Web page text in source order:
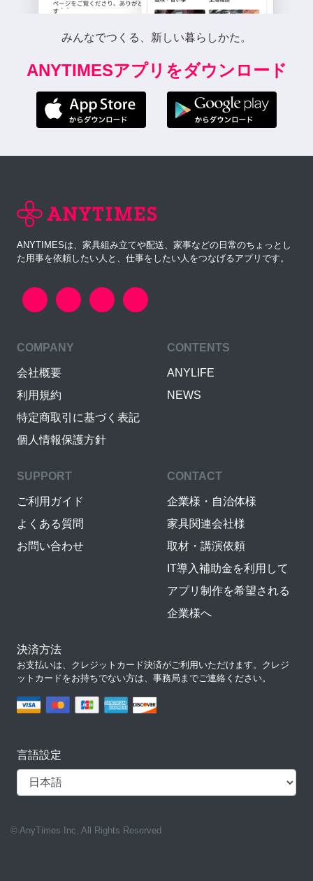
みんなでつくる、新しい暮らしかた。
ANYTIMESアプリをダウンロード
ANYTIMESは、家具組み立てや配送、家事などの日常のちょっとし
た用事を依頼したい人と、仕事をしたい人をつなげるアプリです。
COMPANY
会社概要
利用規約
特定商取引に基づく表記
個人情報保護方針
CONTENTS
ANYLIFE
NEWS
SUPPORT
ご利用ガイド
よくある質問
お問い合わせ
CONTACT
企業様・自治体様
家具関連会社様
取材・講演依頼
IT導入補助金を利用して
アプリ制作を希望される
企業様へ
決済方法
お支払いは、クレジットカード決済がご利用いただけます。クレジ
ットカードをお持ちでない方は、事務局までご連絡ください。
言語設定
© AnyTimes Inc. All Rights Reserved